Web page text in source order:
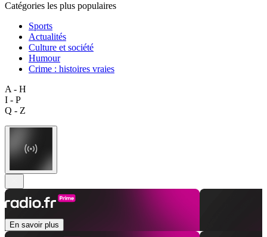
Catégories les plus populaires
Sports
Actualités
Culture et société
Humour
Crime : histoires vraies
A - H
I - P
Q - Z
En savoir plus